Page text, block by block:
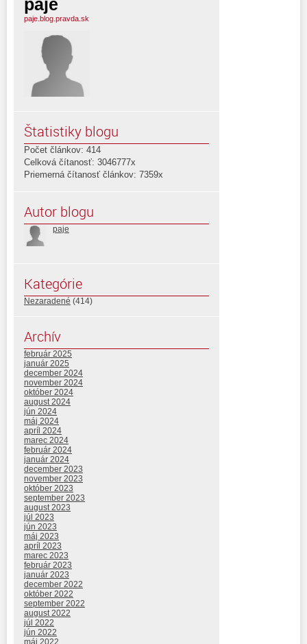
paje
paje.blog.pravda.sk
Štatistiky blogu
Počet článkov: 414
Celková čítanosť: 3046777x
Priemerná čítanosť článkov: 7359x
Autor blogu
paje
Kategórie
Nezaradené (414)
Archív
február 2025
január 2025
december 2024
november 2024
október 2024
august 2024
jún 2024
máj 2024
apríl 2024
marec 2024
február 2024
január 2024
december 2023
november 2023
október 2023
september 2023
august 2023
júl 2023
jún 2023
máj 2023
apríl 2023
marec 2023
február 2023
január 2023
december 2022
október 2022
september 2022
august 2022
júl 2022
jún 2022